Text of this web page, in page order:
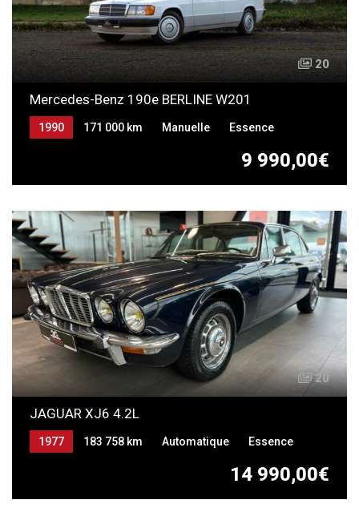
20
Mercedes-Benz 190e BERLINE W201
9 990,00€
1990 171 000 km Manuelle Essence
20
JAGUAR XJ6 4.2L
14 990,00€
1977 183 758 km Automatique Essence